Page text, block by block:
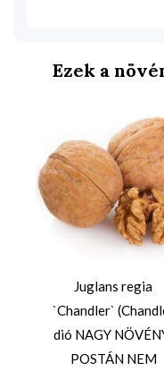
Ezek a
Juglans regia
`Chandler`
dió NAGY
POSTÁN NEM